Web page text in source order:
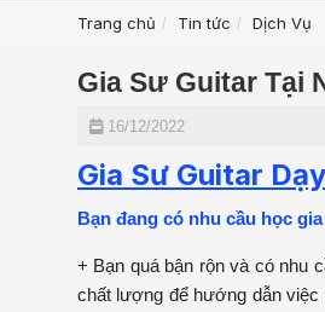
Trang chủ Tin tức Dịch Vụ
Gia Sư Guitar Tại
16/12/2022
Gia Sư Guitar
Bạn đang có nhu cầu học
+ Bạn quá bận rộn và có nhu
chất lượng để hướng dẫn